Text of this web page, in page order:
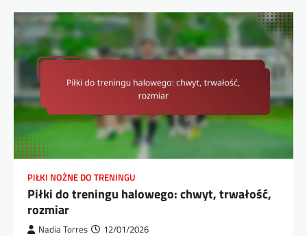
PIŁKI NOŻNE DO TRENINGU
Piłki do treningu halowego: chwyt, trwałość,
rozmiar
Nadia Torres 12/01/2026